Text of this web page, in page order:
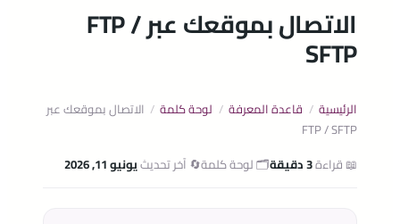
الاتصال بموقعك عبر FTP /
SFTP
الرئيسية / قاعدة المعرفة / لوحة كلمة / الاتصال بموقعك عبر
FTP / SFTP
📖 قراءة3 دقيقة 🗂️ لوحة كلمة🔄 آخر تحديثيونيو 11, 2026